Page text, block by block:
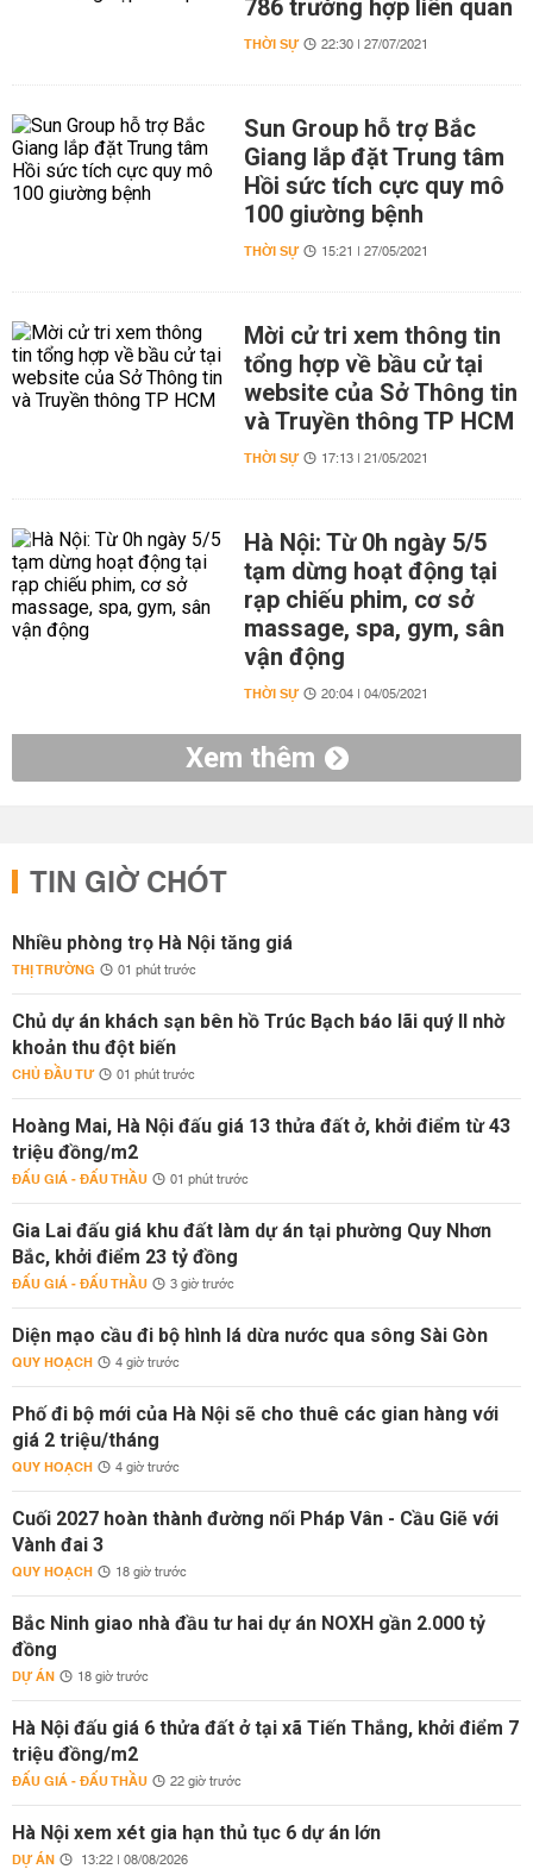
786 trường hợp liên quan
THỜI SỰ 22:30 | 27/07/2021
Sun Group hỗ trợ Bắc
Giang lắp đặt Trung tâm
Hồi sức tích cực quy mô
100 giường bệnh
THỜI SỰ 15:21 | 27/05/2021
Mời cử tri xem thông tin
tổng hợp về bầu cử tại
website của Sở Thông tin
và Truyền thông TP HCM
THỜI SỰ 17:13 | 21/05/2021
Hà Nội: Từ 0h ngày 5/5
tạm dừng hoạt động tại
rạp chiếu phim, cơ sở
massage, spa, gym, sân
vận động
THỜI SỰ 20:04 | 04/05/2021
Xem thêm
TIN GIỜ CHÓT
Nhiều phòng trọ Hà Nội tăng giá
THỊ TRƯỜNG 01 phút trước
Chủ dự án khách sạn bên hồ Trúc Bạch báo lãi quý II nhờ
khoản thu đột biến
CHỦ ĐẦU TƯ 01 phút trước
Hoàng Mai, Hà Nội đấu giá 13 thửa đất ở, khởi điểm từ 43
triệu đồng/m2
ĐẤU GIÁ - ĐẤU THẦU 01 phút trước
Gia Lai đấu giá khu đất làm dự án tại phường Quy Nhơn
Bắc, khởi điểm 23 tỷ đồng
ĐẤU GIÁ - ĐẤU THẦU 3 giờ trước
Diện mạo cầu đi bộ hình lá dừa nước qua sông Sài Gòn
QUY HOẠCH 4 giờ trước
Phố đi bộ mới của Hà Nội sẽ cho thuê các gian hàng với
giá 2 triệu/tháng
QUY HOẠCH 4 giờ trước
Cuối 2027 hoàn thành đường nối Pháp Vân - Cầu Giẽ với
Vành đai 3
QUY HOẠCH 18 giờ trước
Bắc Ninh giao nhà đầu tư hai dự án NOXH gần 2.000 tỷ
đồng
DỰ ÁN 18 giờ trước
Hà Nội đấu giá 6 thửa đất ở tại xã Tiến Thắng, khởi điểm 7
triệu đồng/m2
ĐẤU GIÁ - ĐẤU THẦU 22 giờ trước
Hà Nội xem xét gia hạn thủ tục 6 dự án lớn
DỰ ÁN 13:22 | 08/08/2026